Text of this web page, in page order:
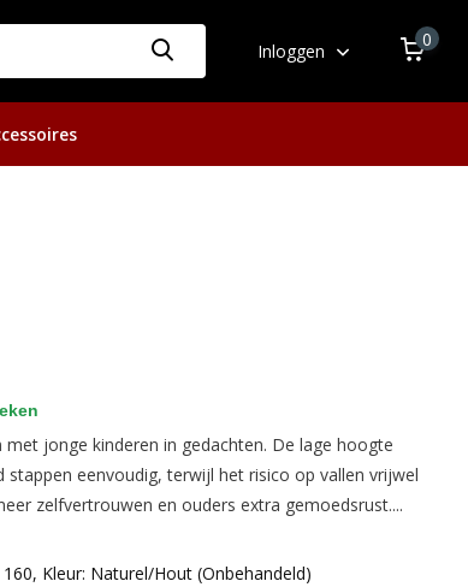
Inloggen
0
jonge kinderen in gedachten. De lage hoogte
stappen eenvoudig, terwijl het risico op vallen vrijwel
zelfvertrouwen en ouders extra gemoedsrust....
Kleur: Naturel/Hout (Onbehandeld)